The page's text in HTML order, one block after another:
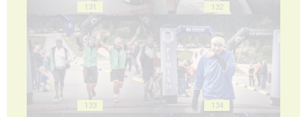
131 132
133 134